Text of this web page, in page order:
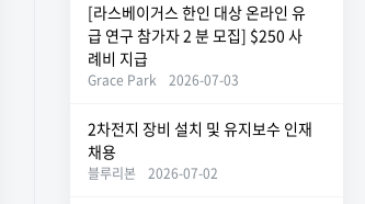
[라스베이거스 한인 대상 온라인 유
급 연구 참가자 2 분 모집] $250 사
례비 지급
Grace Park 2026-07-03
2차전지 장비 설치 및 유지보수 인재
채용
블루리본 2026-07-02